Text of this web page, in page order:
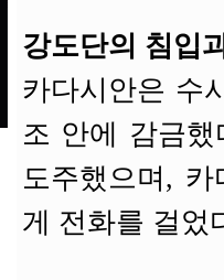
강도단의 침입
카다시안은 수
조 안에 감금
도주했으며,
게 전화를 걸었